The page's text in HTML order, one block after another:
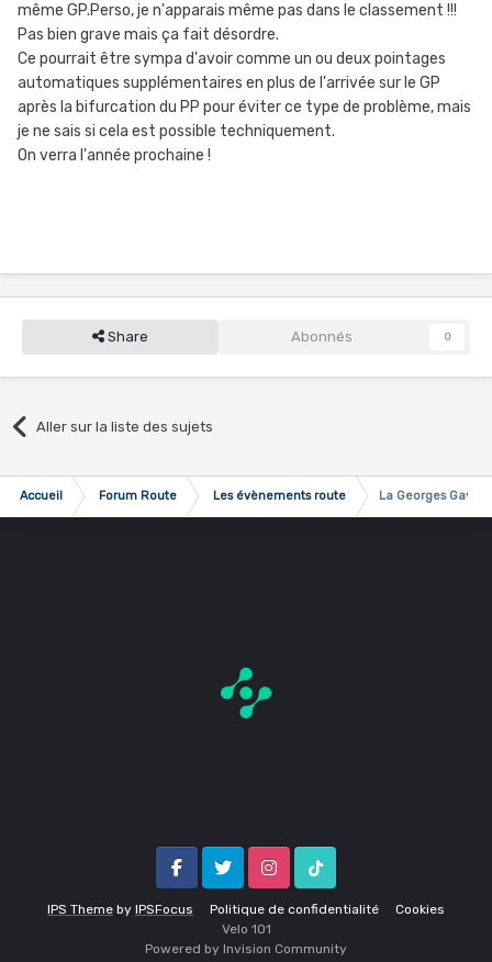
même GP.Perso, je n'apparais même pas dans le classement !!!
Pas bien grave mais ça fait désordre.
Ce pourrait être sympa d'avoir comme un ou deux pointages
automatiques supplémentaires en plus de l'arrivée sur le GP
après la bifurcation du PP pour éviter ce type de problème, mais
je ne sais si cela est possible techniquement.
On verra l'année prochaine !
Share Abonnés 0
Aller sur la liste des sujets
Accueil Forum Route Les évènements route La Georges Gay
IPS Theme by IPSFocus Politique de confidentialité Cookies
FacebookTwitter InstagramTik Tok
Velo 1O1
Powered by Invision Community